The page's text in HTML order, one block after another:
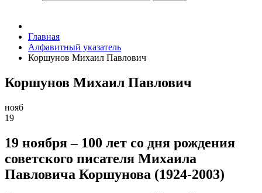
Главная
Алфавитный указатель
Коршунов Михаил Павлович
Коршунов Михаил Павлович
нояб
19
19 ноября – 100 лет со дня рождения
советского писателя Михаила
Павловича Коршунова (1924-2003)